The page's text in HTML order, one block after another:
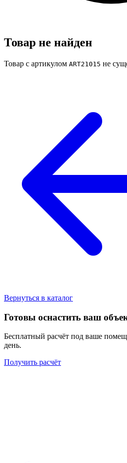
Товар не найден
Товар с артикулом ART21015 не
Вернуться в каталог
Готовы оснастить ваш
Бесплатный расчёт под ваше
день.
Получить расчёт